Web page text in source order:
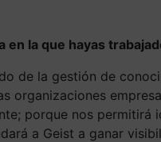
la que hayas
de la gestión de
organizaciones
porque nos
a Geist a ganar